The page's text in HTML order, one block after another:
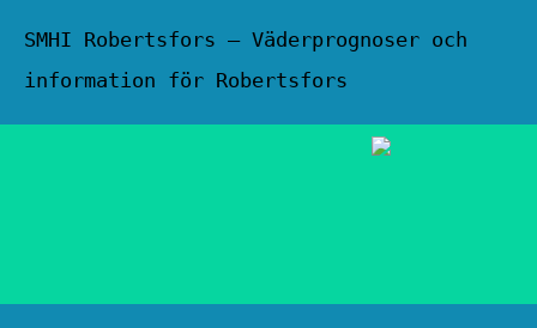
SMHI Robertsfors – Väderprognoser och
information för Robertsfors